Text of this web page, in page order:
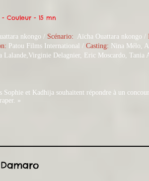
Couleur - 15 mn
nkongo / Scénario: Aïcha Ouattara nkongo /
Patou Films International / Casting: Nina Mélo,
Lalande,Virginie Delagnier, Eric Moscardo, Tania
Sophie et Kadhija souhaitent répondre à un
»